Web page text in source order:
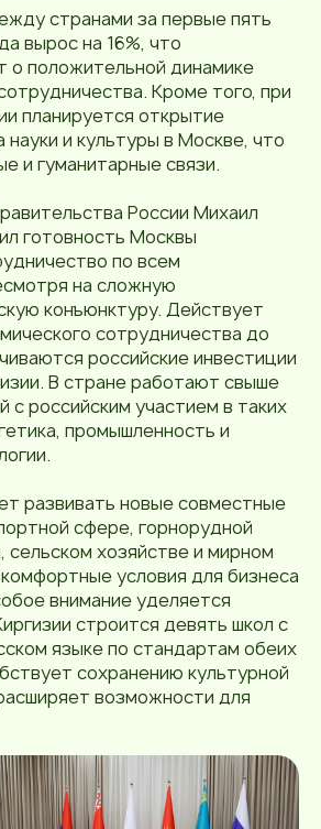
странами за первые пять
вырос на 16%, что
о положительной динамике
Кроме того, при
планируется открытие
науки и культуры в Москве, что
и гуманитарные связи.
России Михаил
готовность Москвы
по всем
на сложную
конъюнктуру. Действует
сотрудничества до
российские инвестиции
В стране работают свыше
с российским участием в таких
промышленность и
развивать новые совместные
сфере, горнорудной
хозяйстве и мирном
условия для бизнеса
внимание уделяется
строится девять школ с
языке по стандартам обеих
сохранению культурной
возможности для